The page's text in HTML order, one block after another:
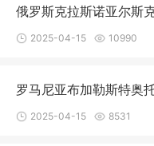
俄罗斯克拉斯诺亚尔斯
2025-04-15 10990
罗马尼亚布加勒斯特奥
2025-04-15 8531